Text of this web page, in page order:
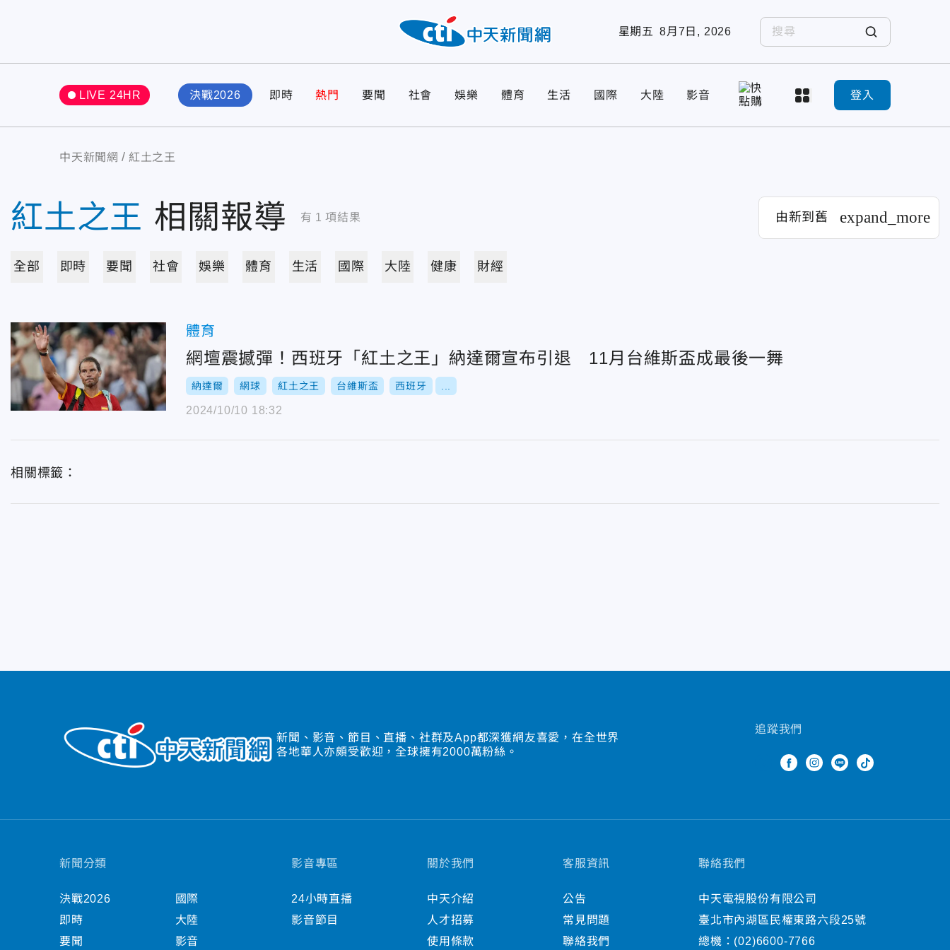
星期五 8月7日, 2026
LIVE 24HR 決戰2026 即時 熱門 要聞 社會 娛樂 體育 生活 國際 大陸 影音 登入
中天新聞網 紅土之王
紅土之王 相關報導 有 1 項結果 由新到舊 expand_more
全部 即時 要聞 社會 娛樂 體育 生活 國際 大陸 健康 財經
體育
網壇震撼彈！西班牙「紅土之王」納達爾宣布引退 11月台維斯盃成最後一舞
納達爾 網球 紅土之王 台維斯盃 西班牙
2024/10/10 18:32
相關標籤：
新聞、影音、節目、直播、社群及App都深獲網友喜愛，在全世界
各地華人亦頗受歡迎，全球擁有2000萬粉絲。
追蹤我們
新聞分類
決戰2026
即時
要聞
國際
大陸
影音
影音專區
24小時直播
影音節目
關於我們
中天介紹
人才招募
使用條款
客服資訊
公告
常見問題
聯絡我們
聯絡我們
中天電視股份有限公司
臺北市內湖區民權東路六段25號
總機： (02)6600-7766